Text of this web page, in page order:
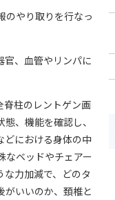
のやり取りを行なっ
官、血管やリンパに
脊柱のレントゲン画
、機能を確認し、
どにおける身体の中
なベッドやチェアー
力加減で、どのタ
がいいのか、頚椎と